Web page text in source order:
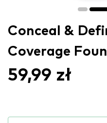
Conceal &
Coverage
59,99 zł